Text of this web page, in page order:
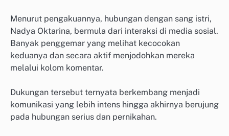
Menurut pengakuannya, hubungan dengan sang istri,
Nadya Oktarina, bermula dari interaksi di media sosial.
Banyak penggemar yang melihat kecocokan
keduanya dan secara aktif menjodohkan mereka
melalui kolom komentar.
Dukungan tersebut ternyata berkembang menjadi
komunikasi yang lebih intens hingga akhirnya berujung
pada hubungan serius dan pernikahan.